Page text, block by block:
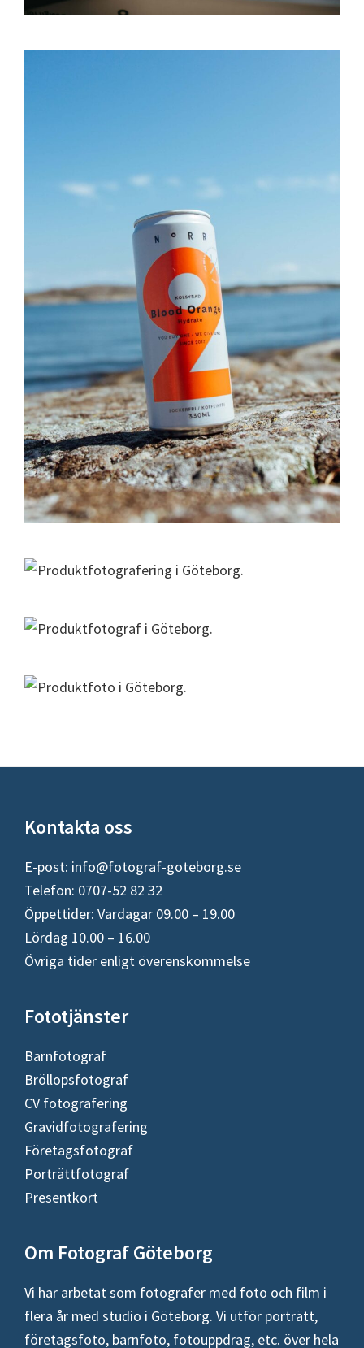
Footer
Kontakta oss
E-post: info@fotograf-goteborg.se
Telefon: 0707-52 82 32
Öppettider: Vardagar 09.00 – 19.00
Lördag 10.00 – 16.00
Övriga tider enligt överenskommelse
Fototjänster
Barnfotograf
Bröllopsfotograf
CV fotografering
Gravidfotografering
Företagsfotograf
Porträttfotograf
Presentkort
Om Fotograf Göteborg
Vi har arbetat som fotografer med foto och film i
flera år med studio i Göteborg. Vi utför porträtt,
företagsfoto, barnfoto, fotouppdrag, etc. över hela